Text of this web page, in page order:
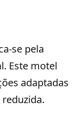
se pela
Este motel
adaptadas